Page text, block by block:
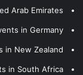
Arab Emirates
in Germany
in New Zealand
in South Africa